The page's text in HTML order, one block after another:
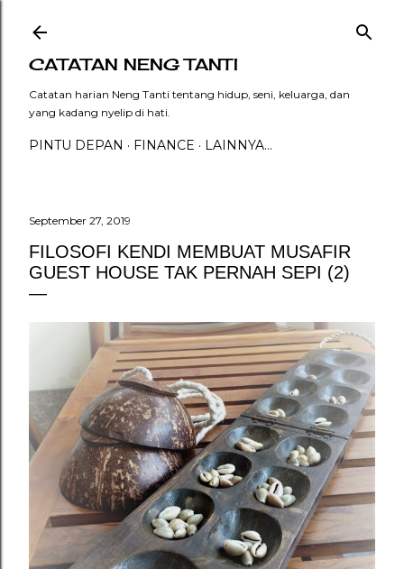
CATATAN NENG TANTI
Catatan harian Neng Tanti tentang hidup, seni, keluarga, dan
yang kadang nyelip di hati.
PINTU DEPAN FINANCE LAINNYA…
September 27, 2019
FILOSOFI KENDI MEMBUAT MUSAFIR
GUEST HOUSE TAK PERNAH SEPI (2)